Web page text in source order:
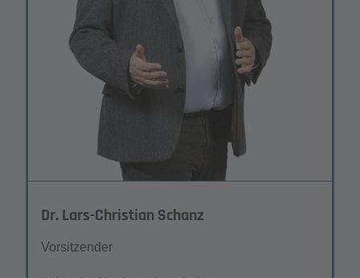
Dr. Lars-Christian Schanz
Vorsitzender